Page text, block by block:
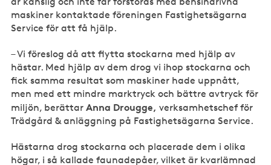
maskiner kontaktade föreningen Fastighetsägarna
Service för att få hjälp.
– Vi föreslog då att flytta stockarna med hjälp av
hästar. Med hjälp av dem drog vi ihop stockarna och
fick samma resultat som maskiner hade uppnått,
men med ett mindre marktryck och bättre avtryck för
miljön, berättarAnna Drougge, verksamhetschef för
Trädgård & anläggning på Fastighetsägarna Service.
Hästarna drog stockarna och placerade dem i olika
högar, i så kallade faunadepåer, vilket är kvarlämnad